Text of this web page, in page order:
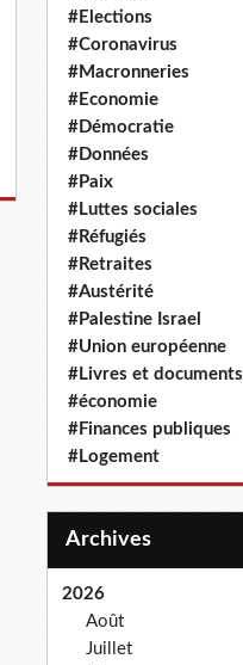
#Elections
#Coronavirus
#Macronneries
#Economie
#Démocratie
#Données
#Paix
#Luttes sociales
#Réfugiés
#Retraites
#Austérité
#Palestine Israel
#Union européenne
#Livres et documents
#économie
#Finances publiques
#Logement
Archives
2026
Août
Juillet